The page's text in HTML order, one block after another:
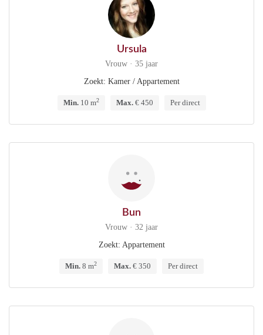
Ursula
Vrouw · 35 jaar
Zoekt: Kamer / Appartement
Min.10 m2 Max.€ 450 Per direct
Bun
Vrouw · 32 jaar
Zoekt: Appartement
Min. 8 m2 Max. € 350 Per direct